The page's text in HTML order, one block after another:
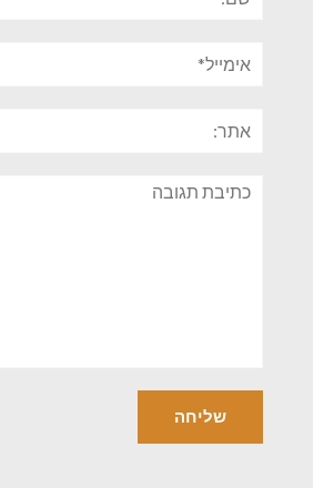
תגובה